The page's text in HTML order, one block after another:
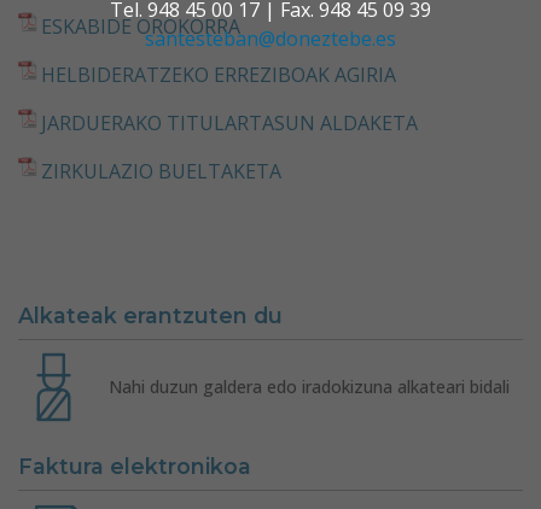
Tel. 948 45 00 17 | Fax. 948 45 09 39
santesteban@doneztebe.es
ESKABIDE OROKORRA
HELBIDERATZEKO ERREZIBOAK AGIRIA
JARDUERAKO TITULARTASUN ALDAKETA
ZIRKULAZIO BUELTAKETA
Alkateak erantzuten du
Nahi duzun galdera edo iradokizuna alkateari bidali
Faktura elektronikoa